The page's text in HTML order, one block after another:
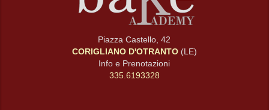
Piazza Castello, 42
CORIGLIANO D'OTRANTO(LE)
Info e Prenotazioni
335.6193328